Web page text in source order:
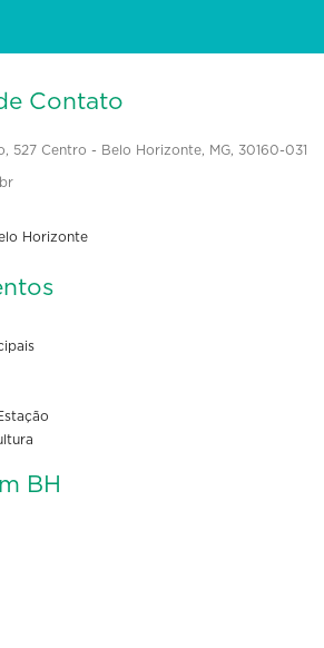
Contato
527 Centro - Belo Horizonte, MG, 30160-031
Horizonte
BH